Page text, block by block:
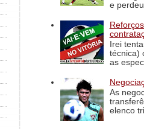
e
Irei
técnica)
as
As
elenco